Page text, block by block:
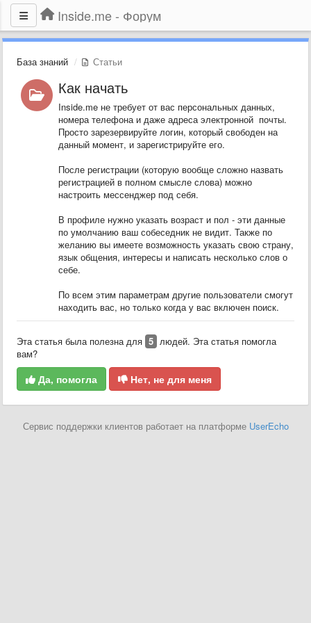
Inside.me - Форум
База знаний Статьи
Как начать
Inside.me не требует от вас персональных данных,
номера телефона и даже адреса электронной почты.
Просто зарезервируйте логин, который свободен на
данный момент, и зарегистрируйте его.
После регистрации (которую вообще сложно назвать
регистрацией в полном смысле слова) можно
настроить мессенджер под себя.
В профиле нужно указать возраст и пол - эти данные
по умолчанию ваш собеседник не видит. Также по
желанию вы имеете возможность указать свою страну,
язык общения, интересы и написать несколько слов о
себе.
По всем этим параметрам другие пользователи смогут
находить вас, но только когда у вас включен поиск.
Эта статья была полезна для 5 людей. Эта статья помогла
вам?
Да, помогла Нет, не для меня
Сервис поддержки клиентов работает на платформе UserEcho